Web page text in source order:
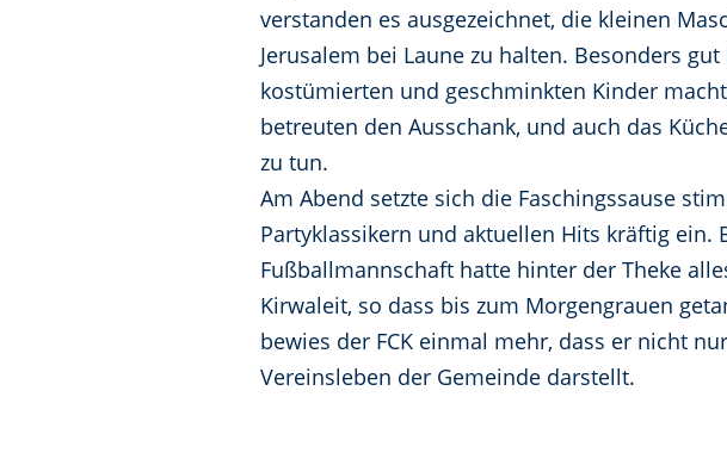
verstanden es ausgezeichnet, die kleinen
Jerusalem bei Laune zu halten. Besonders
kostümierten und geschminkten Kinder
betreuten den Ausschank, und auch das
zu tun.
Am Abend setzte sich die Faschingssause
Partyklassikern und aktuellen Hits kräftig ein.
Fußballmannschaft hatte hinter der Theke
Kirwaleit, so dass bis zum Morgengrauen
bewies der FCK einmal mehr, dass er nicht
Vereinsleben der Gemeinde darstellt.